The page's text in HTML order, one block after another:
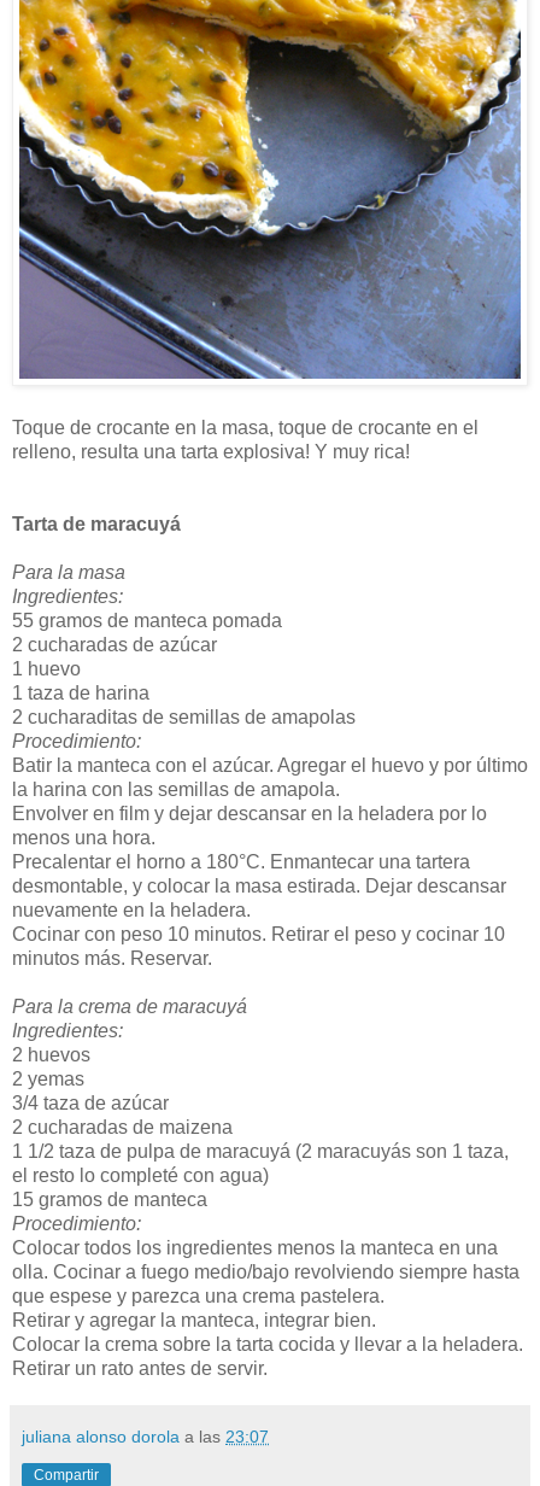
Toque de crocante en la masa, toque de crocante en el
relleno, resulta una tarta explosiva! Y muy rica!
Tarta de maracuyá
Para la masa
Ingredientes:
55 gramos de manteca pomada
2 cucharadas de azúcar
1 huevo
1 taza de harina
2 cucharaditas de semillas de amapolas
Procedimiento:
Batir la manteca con el azúcar. Agregar el huevo y por último
la harina con las semillas de amapola.
Envolver en film y dejar descansar en la heladera por lo
menos una hora.
Precalentar el horno a 180°C. Enmantecar una tartera
desmontable, y colocar la masa estirada. Dejar descansar
nuevamente en la heladera.
Cocinar con peso 10 minutos. Retirar el peso y cocinar 10
minutos más. Reservar.
Para la crema de maracuyá
Ingredientes:
2 huevos
2 yemas
3/4 taza de azúcar
2 cucharadas de maizena
1 1/2 taza de pulpa de maracuyá (2 maracuyás son 1 taza,
el resto lo completé con agua)
15 gramos de manteca
Procedimiento:
Colocar todos los ingredientes menos la manteca en una
olla. Cocinar a fuego medio/bajo revolviendo siempre hasta
que espese y parezca una crema pastelera.
Retirar y agregar la manteca, integrar bien.
Colocar la crema sobre la tarta cocida y llevar a la heladera.
Retirar un rato antes de servir.
juliana alonso dorola a las 23:07
Compartir